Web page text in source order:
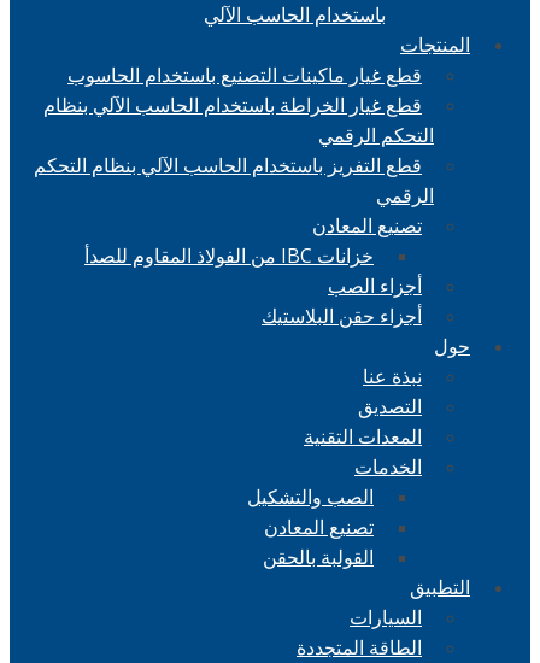
باستخدام الحاسب الآلي
المنتجات
قطع غيار ماكينات التصنيع باستخدام الحاسوب
قطع غيار الخراطة باستخدام الحاسب الآلي بنظام
التحكم الرقمي
قطع التفريز باستخدام الحاسب الآلي بنظام التحكم
الرقمي
تصنيع المعادن
خزانات IBC من الفولاذ المقاوم للصدأ
أجزاء الصب
أجزاء حقن البلاستيك
حول
نبذة عنا
التصديق
المعدات التقنية
الخدمات
الصب والتشكيل
تصنيع المعادن
القولبة بالحقن
التطبيق
السيارات
الطاقة المتجددة